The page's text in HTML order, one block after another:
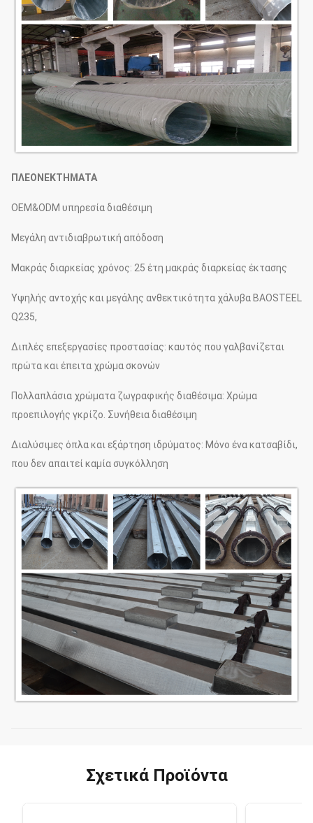
ΠΛΕΟΝΕΚΤΗΜΑΤΑ
OEM&ODM υπηρεσία διαθέσιμη
Μεγάλη αντιδιαβρωτική απόδοση
Μακράς διαρκείας χρόνος: 25 έτη μακράς διαρκείας έκτασης
Υψηλής αντοχής και μεγάλης ανθεκτικότητα χάλυβα BAOSTEEL
Q235,
Διπλές επεξεργασίες προστασίας: καυτός που γαλβανίζεται
πρώτα και έπειτα χρώμα σκονών
Πολλαπλάσια χρώματα ζωγραφικής διαθέσιμα: Χρώμα
προεπιλογής γκρίζο. Συνήθεια διαθέσιμη
Διαλύσιμες όπλα και εξάρτηση ιδρύματος: Μόνο ένα κατσαβίδι,
που δεν απαιτεί καμία συγκόλληση
Σχετικά Προϊόντα